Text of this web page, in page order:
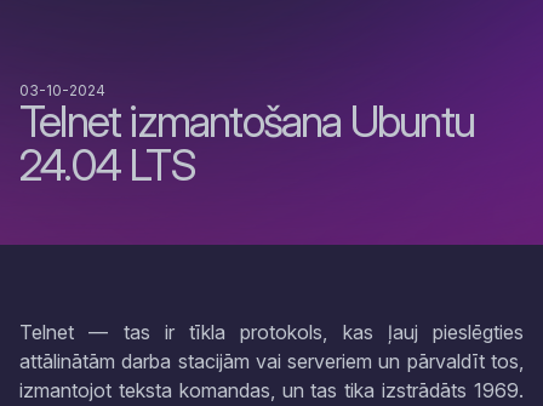
Telnet izmantošana Ubuntu
24.04 LTS
03-10-2024
Telnet — tas ir tīkla protokols, kas ļauj pieslēgties
attālinātām darba stacijām vai serveriem un pārvaldīt tos,
izmantojot teksta komandas, un tas tika izstrādāts 1969.